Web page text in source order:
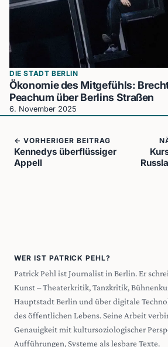
DIE STADT BERLIN
Ökonomie des Mitgefühls:
Peachum über Berlins Straßen
6. November 2025
← VORHERIGER BEITRAG
Kennedys überflüssiger
Appell
WER IST PATRICK PEHL?
Patrick Pehl ist Journalist in Berlin. Er
Kunst – Theaterkritik, Tanzkritik,
Hauptstadt Berlin und über digitale
des öffentlichen Lebens. Seine Arbeit
Genauigkeit mit kultursoziologischer
Aufführungen, Systeme als lesbare Texte.